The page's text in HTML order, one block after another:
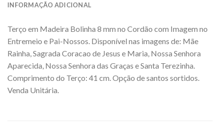
INFORMAÇÃO ADICIONAL
Terço em Madeira Bolinha 8 mm no Cordão com Imagem no
Entremeio e Pai-Nossos. Disponível nas imagens de: Mãe
Rainha, Sagrada Coracao de Jesus e Maria, Nossa Senhora
Aparecida, Nossa Senhora das Graças e Santa Terezinha.
Comprimento do Terço: 41 cm. Opção de santos sortidos.
Venda Unitária.